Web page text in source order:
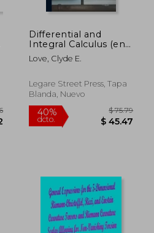
40%
Differential and
Integral Calculus (en
Inglés)
Love, Clyde E.
Legare Street Press, Tapa
Blanda, Nuevo